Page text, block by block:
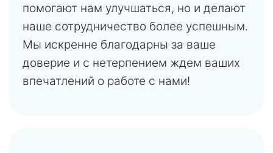
помогают нам улучшаться, но и делают
наше сотрудничество более успешным.
Мы искренне благодарны за ваше
доверие и с нетерпением ждем ваших
впечатлений о работе с нами!